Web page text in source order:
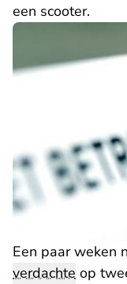
een scooter.
Een paar weken
verdachte op